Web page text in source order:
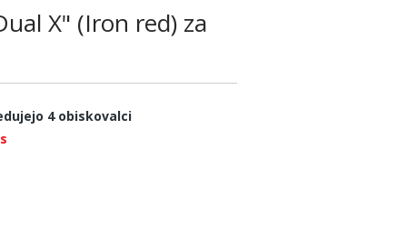
X" (Iron red) za
4 obiskovalci